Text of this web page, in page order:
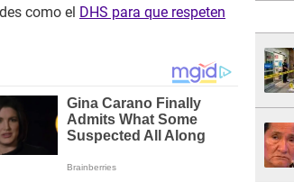
como el DHS para que respeten